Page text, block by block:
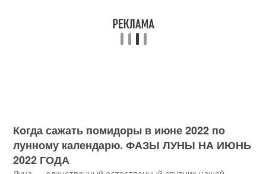
Когда сажать помидоры в июне 2022 по
лунному календарю. ФАЗЫ ЛУНЫ НА ИЮНЬ
2022 ГОДА